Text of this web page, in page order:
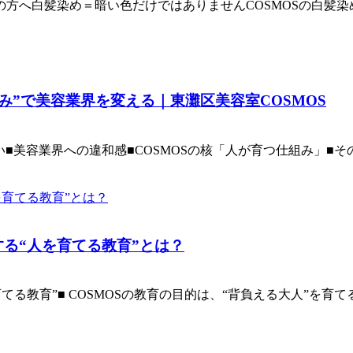
へ白髪染め＝暗い色だけではありませんCOSMOSの白髪
”で美容業界を変える｜東灘区美容室COSMOS
美容業界への違和感■COSMOSの核「人が育つ仕組み」■
“人を育てる教育”とは？
る教育”■ COSMOSの教育の目的は、“背負える大人”を育